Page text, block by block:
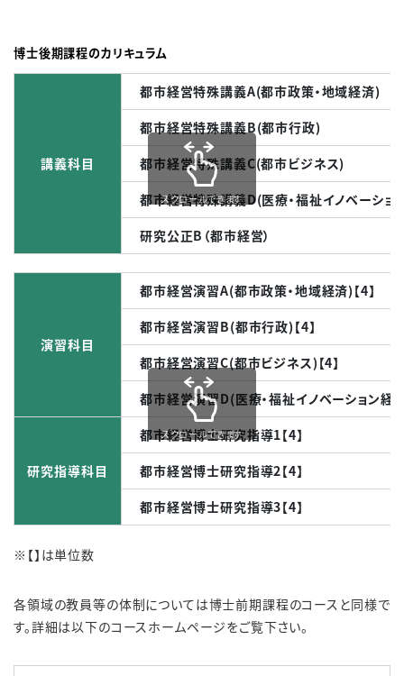
博士後期課程のカリキュラム
講義科目
都市経営特殊講義A(都市政策・地域経済)
都市経営特殊講義B(都市行政)
都市経営特殊講義C(都市ビジネス)
都市経営特殊講義D(医療・福祉イノベーショ
研究公正B（都市経営）
スクロールできます
演習科目
都市経営演習A(都市政策・地域経済)【4】
都市経営演習B(都市行政)【4】
都市経営演習C(都市ビジネス)【4】
都市経営演習D(医療・福祉イノベーション経営
研究指導科目
都市経営博士研究指導1【4】
都市経営博士研究指導2【4】
都市経営博士研究指導3【4】
スクロールできます
※【】は単位数
各領域の教員等の体制については博士前期課程のコースと同様で
す。詳細は以下のコースホームページをご覧下さい。